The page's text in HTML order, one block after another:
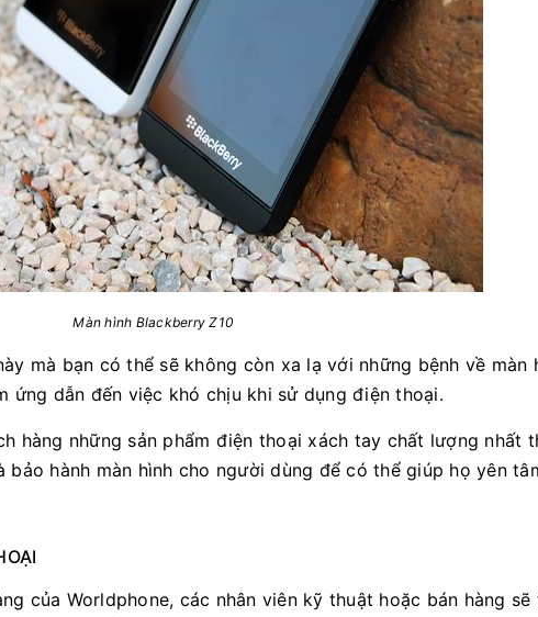
Màn hình Blackberry Z10
mà bạn có thể sẽ không còn xa lạ với những bệnh về màn
ứng dẫn đến việc khó chịu khi sử dụng điện thoại.
hàng những sản phẩm điện thoại xách tay chất lượng nhất
hành màn hình cho người dùng để có thể giúp họ yên
của Worldphone, các nhân viên kỹ thuật hoặc bán hàng sẽ